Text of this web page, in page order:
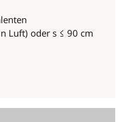
Luft) oder s ≤ 90 cm